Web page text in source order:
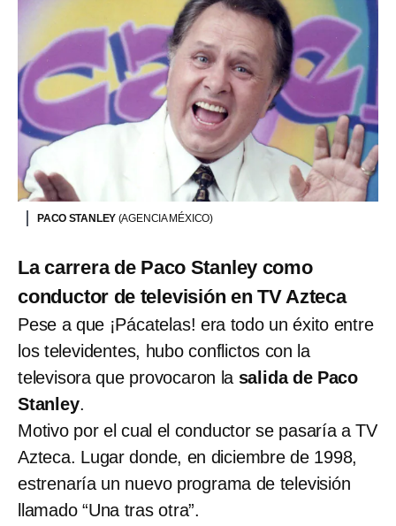
PACO STANLEY (AGENCIA MÉXICO)
La carrera de Paco Stanley como
conductor de televisión en TV Azteca
Pese a que ¡Pácatelas! era todo un éxito entre
los televidentes, hubo conflictos con la
televisora que provocaron la salida de Paco
Stanley.
Motivo por el cual el conductor se pasaría a TV
Azteca. Lugar donde, en diciembre de 1998,
estrenaría un nuevo programa de televisión
llamado “Una tras otra”.